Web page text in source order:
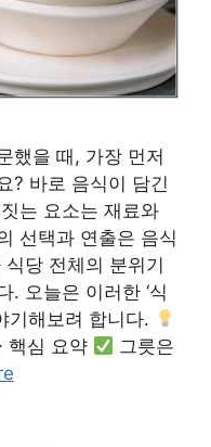
했을 때, 가장 먼저
? 바로 음식이 담긴
는 요소는 재료와
선택과 연출은 음식
당 전체의 분위기
. 오늘은 이러한 ‘식
기해보려 합니다.
핵심 요약
그릇은